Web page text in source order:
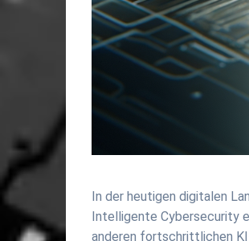
In der heutigen digitalen
Intelligente Cybersecurity
anderen fortschrittlichen